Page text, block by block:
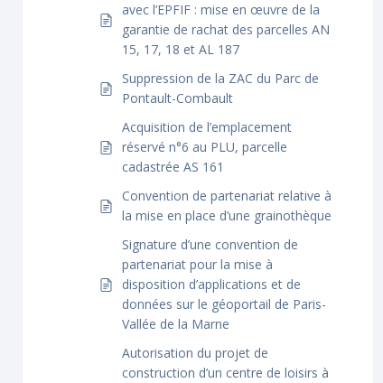
avec l’EPFIF : mise en œuvre de la
garantie de rachat des parcelles AN
15, 17, 18 et AL 187
Suppression de la ZAC du Parc de
Pontault-Combault
Acquisition de l’emplacement
réservé n°6 au PLU, parcelle
cadastrée AS 161
Convention de partenariat relative à
la mise en place d’une grainothèque
Signature d’une convention de
partenariat pour la mise à
disposition d’applications et de
données sur le géoportail de Paris-
Vallée de la Marne
Autorisation du projet de
construction d’un centre de loisirs à